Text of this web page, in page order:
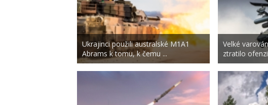
Ukrajinci použili australské M1A1
Abrams k tomu, k čemu ...
Velké
ztratilo